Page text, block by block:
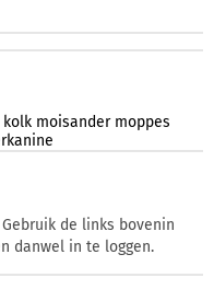
kolk moisander moppes
de links bovenin
danwel in te loggen.